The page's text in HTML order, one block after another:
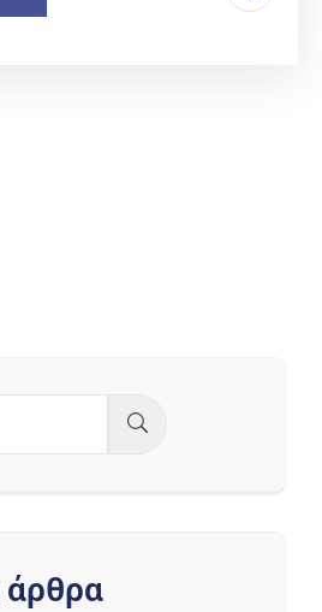
άρθρα